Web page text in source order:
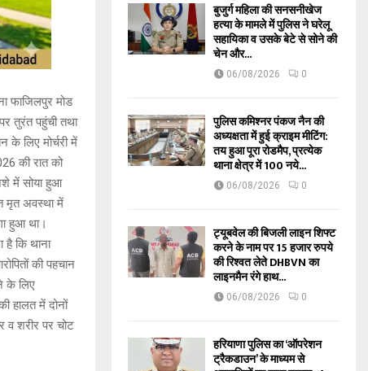
फाजिलपुर मोड
तुरंत पहुंची तथा
के लिए मोर्चरी में
की रात को
में सोया हुआ
मृत अवस्था में
हुआ था।
कि थाना
की पहचान
के लिए
हालत में दोनों
व शरीर पर चोट
बुजुर्ग महिला की सनसनीखेज
हत्या के मामले में पुलिस ने घरेलू
सहायिका व उसके बेटे से सोने की
चेन और...
06/08/2026 0
पुलिस कमिश्नर पंकज नैन की
अध्यक्षता में हुई क्राइम मीटिंग:
तय हुआ पूरा रोडमैप, प्रत्येक
थाना क्षेत्र में 100 नये...
06/08/2026 0
ट्यूबवेल की बिजली लाइन शिफ्ट
करने के नाम पर 15 हजार रुपये
की रिश्वत लेते DHBVN का
लाइनमैन रंगे हाथ...
06/08/2026 0
हरियाणा पुलिस का ‘ऑपरेशन
ट्रैकडाउन’ के माध्यम से